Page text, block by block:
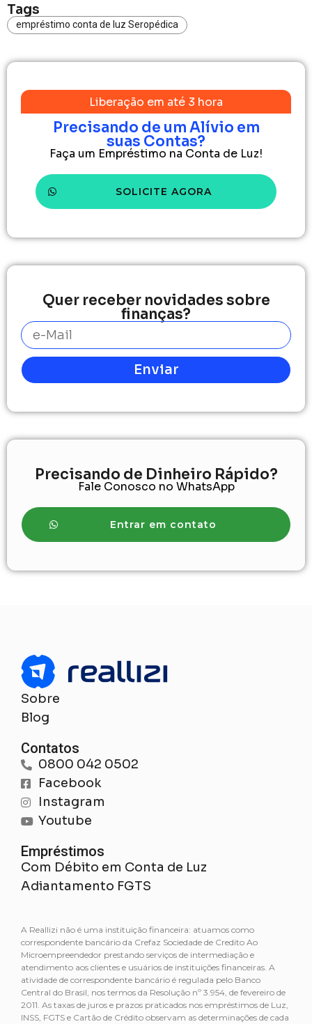
Tags
empréstimo conta de luz Seropédica
Liberação em até 3 hora
Precisando de um Alívio em
suas Contas?
Faça um Empréstimo na Conta de Luz!
SOLICITE AGORA
Quer receber novidades sobre
finanças?
Enviar
Precisando de Dinheiro Rápido?
Fale Conosco no WhatsApp
Entrar em contato
Sobre
Blog
Contatos
0800 042 0502
Facebook
Instagram
Youtube
Empréstimos
Com Débito em Conta de Luz
Adiantamento FGTS
A Reallizi não é uma instituição financeira: atuamos como
correspondente bancário da Crefaz Sociedade de Credito Ao
Microempreendedor prestando serviços de intermediação e
atendimento aos clientes e usuários de instituições financeiras. A
atividade de correspondente bancário é regulada pelo Banco
Central do Brasil, nos termos da Resolução nº 3.954, de fevereiro de
2011. As taxas de juros e prazos praticados nos empréstimos de Luz,
INSS, FGTS e Cartão de Crédito observam as determinações de cada